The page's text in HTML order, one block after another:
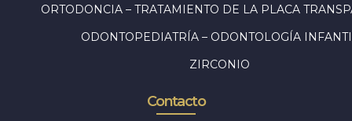
ORTODONCIA – TRATAMIENTO DE LA PLACA
ODONTOPEDIATRÍA – ODONTOLOGÍA
ZIRCONIO
Contacto